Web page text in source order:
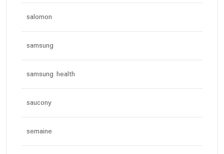
salomon
samsung
samsung health
saucony
semaine